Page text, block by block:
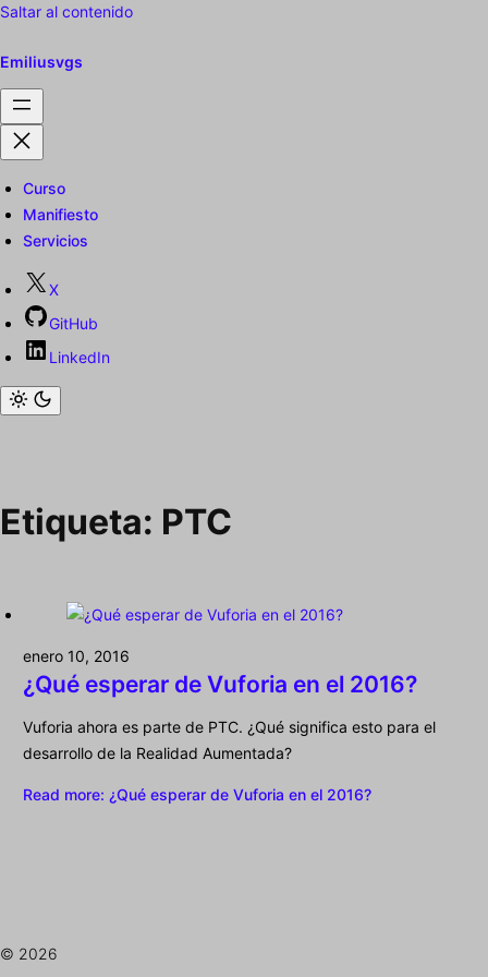
Saltar al contenido
Emiliusvgs
Curso
Manifiesto
Servicios
X
GitHub
LinkedIn
Etiqueta: PTC
enero 10, 2016
¿Qué esperar de Vuforia en el 2016?
Vuforia ahora es parte de PTC. ¿Qué significa esto para el
desarrollo de la Realidad Aumentada?
Read more: ¿Qué esperar de Vuforia en el 2016?
© 2026